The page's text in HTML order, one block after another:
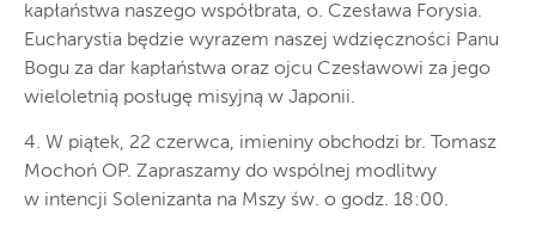
kapłaństwa naszego współbrata, o. Czesława Forysia.
Eucharystia będzie wyrazem naszej wdzięczności Panu
Bogu za dar kapłaństwa oraz ojcu Czesławowi za jego
wieloletnią posługę misyjną w Japonii.
4. W piątek, 22 czerwca, imieniny obchodzi br. Tomasz
Mochoń OP. Zapraszamy do wspólnej modlitwy
w intencji Solenizanta na Mszy św. o godz. 18:00.